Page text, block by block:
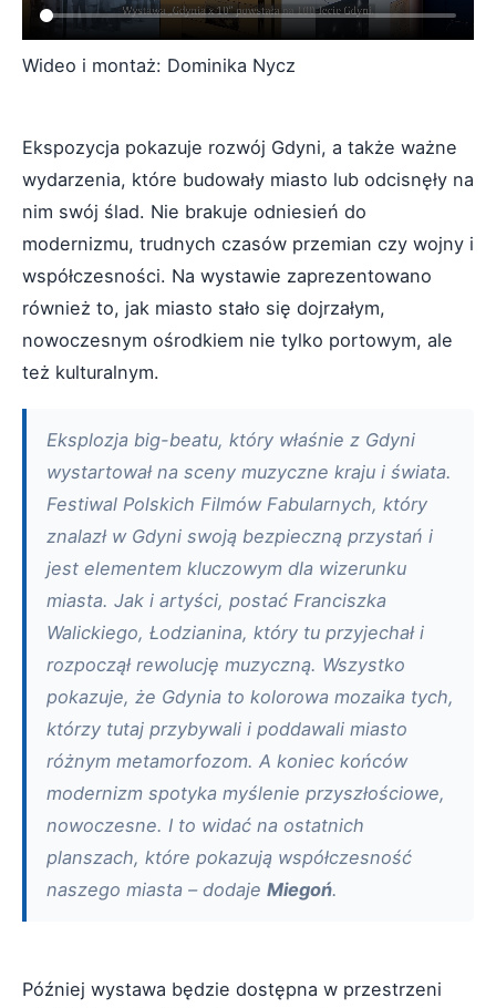
Wideo i montaż: Dominika Nycz
Ekspozycja pokazuje rozwój Gdyni, a także ważne
wydarzenia, które budowały miasto lub odcisnęły na
nim swój ślad. Nie brakuje odniesień do
modernizmu, trudnych czasów przemian czy wojny i
współczesności. Na wystawie zaprezentowano
również to, jak miasto stało się dojrzałym,
nowoczesnym ośrodkiem nie tylko portowym, ale
też kulturalnym.
Eksplozja big-beatu, który właśnie z Gdyni
wystartował na sceny muzyczne kraju i świata.
Festiwal Polskich Filmów Fabularnych, który
znalazł w Gdyni swoją bezpieczną przystań i
jest elementem kluczowym dla wizerunku
miasta. Jak i artyści, postać Franciszka
Walickiego, Łodzianina, który tu przyjechał i
rozpoczął rewolucję muzyczną. Wszystko
pokazuje, że Gdynia to kolorowa mozaika tych,
którzy tutaj przybywali i poddawali miasto
różnym metamorfozom. A koniec końców
modernizm spotyka myślenie przyszłościowe,
nowoczesne. I to widać na ostatnich
planszach, które pokazują współczesność
naszego miasta – dodaje Miegoń.
Później wystawa będzie dostępna w przestrzeni